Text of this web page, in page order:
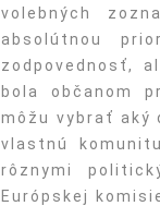
volebných
absolútnou
zodpovednosť,
bola občanom
môžu vybrať aký
vlastnú
rôznymi
Európskej